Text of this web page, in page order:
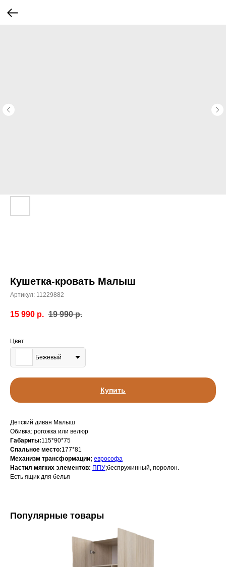
Кушетка-кровать Малыш
Артикул: 11229882
15 990 р. 19 990 р.
Цвет
Бежевый
Купить
Детский диван Малыш
Обивка: рогожка или велюр
Габариты:115*90*75
Спальное место:177*81
Механизм трансформации; еврософа
Настил мягких элементов: ППУ;беспружинный, поролон.
Есть ящик для белья
Популярные товары